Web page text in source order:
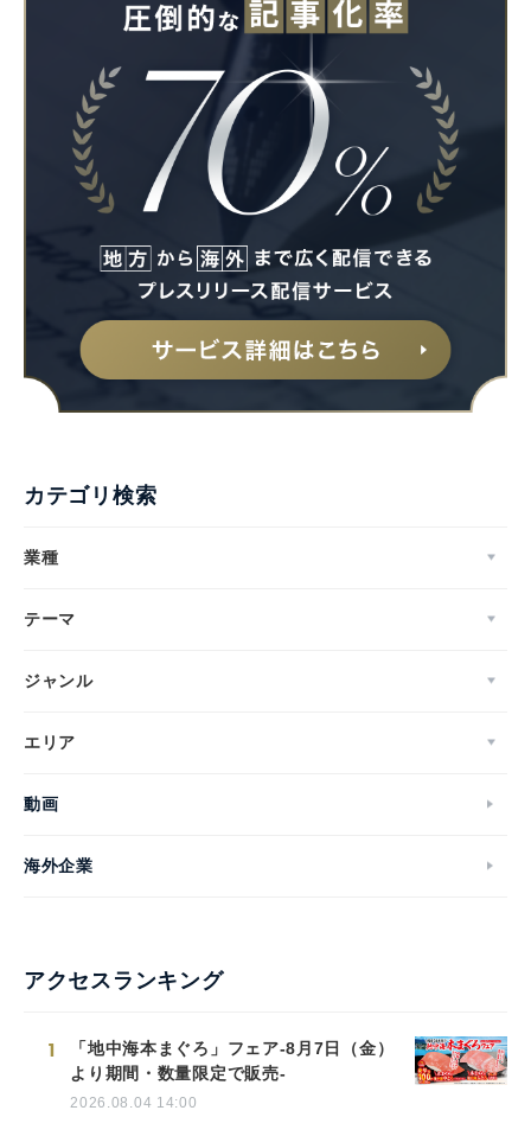
カテゴリ検索
業種
テーマ
ジャンル
エリア
動画
海外企業
アクセスランキング
1
「地中海本まぐろ」フェア-8月7日（金）
より期間・数量限定で販売-
2026.08.04 14:00